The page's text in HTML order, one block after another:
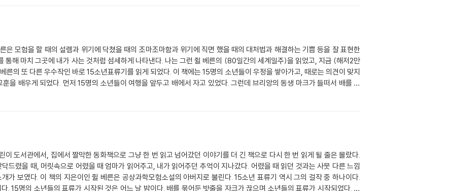
흔들거리는 것 같았다. 팬은 갑자기 이상한 행동을 보였다. 문을 열어보니 어떤 남자가 흠뻑젖어있었다. 그의 이름은 에번
, 무서울 것 이다. 에번즈와 케이트는 숨고, 소년들이 악당들을 맞이했다. 그 다음,악당들을 잡았다. 악당 6명이 남았다.소년
당들이 싸우는 것은 매우 위험했다. 매우 격렬했던 싸움이 끝난 후, 세번호의 보트를 찾았다. 2,3일에 걸쳐 옮겨진 보트에는
트는 체어맨 섬을 탈출하게 된다. 나는 이 체어맨 섬을 탈출할 때 가족들에게 돌아갈 수 있어서 매우 신나고, 바다를 항해하다
. 이렇게 소년들은 이번 체어맨 섬에서의 생활에서 귀중한 경험을 얻었다.
니판을 다시 찾아서 둘은 좋은사이가 되고, 악당들을 죽이고, 2년만에 집으로 돌아가게 된다 내 생각에는 나중에 소년들은
곳에서 모여 살것같다. 나도 탐험을 참 좋아하는데 언젠가는 나도 무인도에서 살아보고, 이런 책을 써보고 싶다.
통해 마치 그곳에 내가 사는 것처럼 섬세하게 나타낸다. 나는 그런 쥘 베른의 (80일간의 세계일주)을 읽었고, 지금 (해저2만
른의 또 다른 우수작인 바로 15소년표류기를 읽게 되었다. 이 책에는 15명의 소년들이 우정을 쌓아가고, 때로는 의견이 맞지
훈을 배우게 되었다. 먼저 15명의 소년들이 여행을 앞두고 배에서 자고 있었다. 그런데 브리앙의 동생 마크가 들떠서 배를 묶
작되었다. 거센 바람이 불면서 큰 파도가 배를 덮칠 위기에 놓였다. 그런데 그 순간 앞에 육지가 보였다. 그러자 도니판이 “어
살 집과 학교등을 지었다 그렇게 해서 잘 지내고 있었는데 갑자기 도니판이 따로 살겠다고 해서 그들은 브리앙과 친구들이
숙하지 않은 여자의 목소리에 깜짝 놀란 브리앙은 그 여자의 소리가 나는 쪽으로 갔다. 여자는“살려주세요 저는 악당들에
보면서 외쳤다. 브리앙은 일단 그 여자와 함께 집으로 갔다. 무슨일이 있었는지 물어보았다. 그 여자는 해적들이 이 섬에 와
다. 브리앙은 재빨리 도니판이 있는 곳으로 가서 도니판을 구라고 악당들을 총으로 무찔렀다. 그리고 여자와 같이 있던 에반
수 있었다. 나는 마치 내가 이 모험을 그 소년들과 함께 한 것처럼 느껴졌다. 그 중 가장 많이 싸웠던 도니판과 브리앙이 없었
능한 일도 없다”는 걸 알았고 위험한 상황에서도 ‘함께’니까 위기를
도서관에서, 집에서 짤막한 동화책으로 그냥 한 번 읽고 넘어갔던 이야기를 더 긴 책으로 다시 한 번 읽게 될 줄은 몰랐다.
드렸을 때, 머릿속으로 어렸을 때 엄마가 읽어주고, 내가 읽어주던 추억이 지나갔다. 어렸을 때 읽던 것과는 사뭇 다른 느낌
가 보였다. 이 책의 지은이인 쥘 베른은 공상과학모험소설의 아버지로 불린다. 15소년 표류기 역시 그의 걸작 중 하나이다.
. 15명의 소년들의 표류가 시작된 것은 어느 날 밤이다. 배를 묶어둔 밧줄을 자크가 끊으며 소년들의 표류가 시작되었다. 가